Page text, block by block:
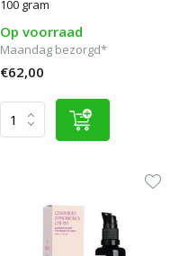
100 gram
Op voorraad
Maandag bezorgd*
€62,00